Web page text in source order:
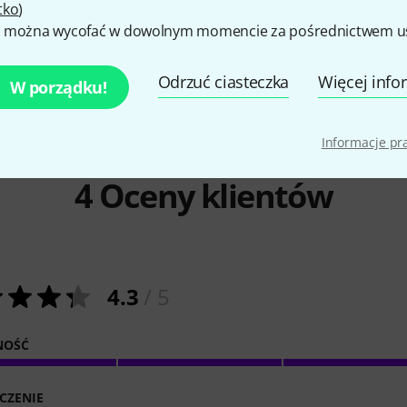
)
można wycofać w dowolnym momencie za pośrednictwem
W porządku! Odrzuć ciasteczka Więcej
Informacje
43 zł 43 zł
4Oceny klientów
4.3